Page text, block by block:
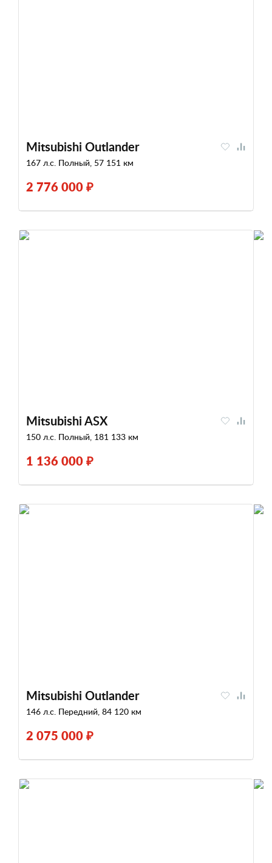
Mitsubishi Outlander
167 л.с. Полный, 57 151 км
2 776 000 ₽
Mitsubishi ASX
150 л.с. Полный, 181 133 км
1 136 000 ₽
Mitsubishi Outlander
146 л.с. Передний, 84 120 км
2 075 000 ₽